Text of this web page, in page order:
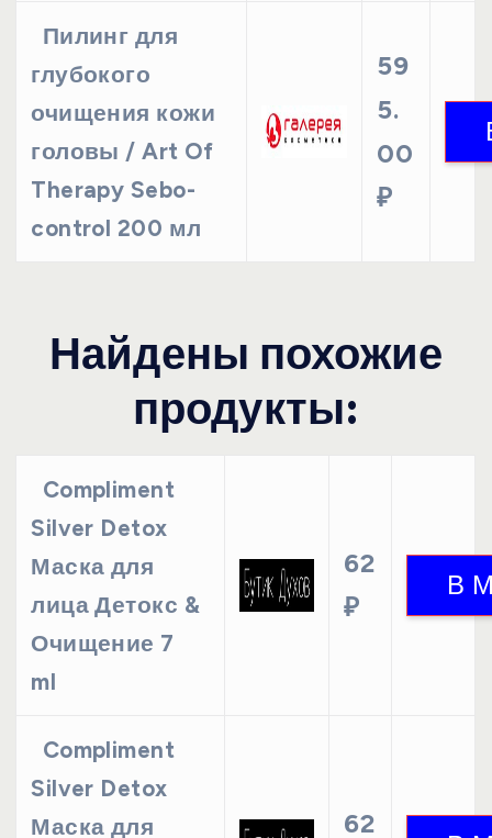
Пилинг для
глубокого
очищения кожи
головы / Art Of
Therapy Sebo-
control 200 мл
59
5.
00
₽
Найдены похожие
продукты:
Compliment
Silver Detox
Маска для
лица Детокс &
Очищение 7
ml
62
₽
Compliment
Silver Detox
Маска для
62